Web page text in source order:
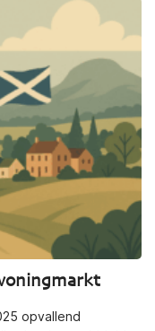
opvallend